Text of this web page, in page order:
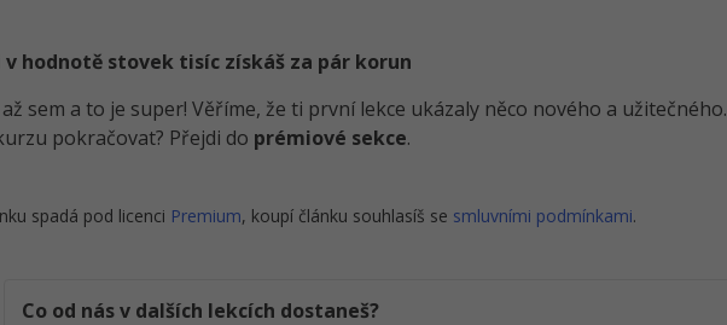
hodnotě stovek tisíc získáš za pár korun
sem a to je super! Věříme, že ti první lekce ukázaly něco nového a užitečného.
pokračovat? Přejdi do prémiové sekce.
spadá pod licenci Premium, koupí článku souhlasíš se smluvními podmínkami.
Co od nás v dalších lekcích dostaneš?